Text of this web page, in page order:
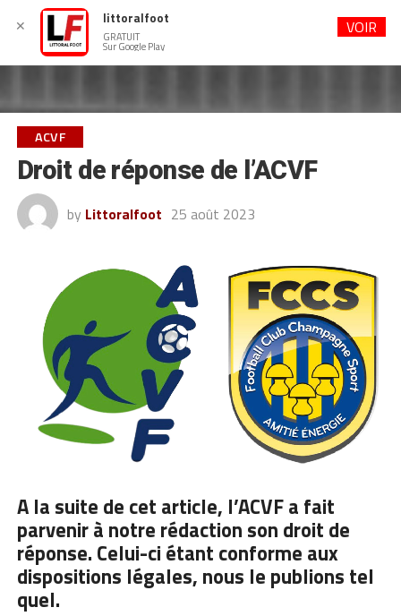
ACVF
Droit de réponse de l’ACVF
by Littoralfoot 25 août 2023
A la suite de cet article, l’ACVF a fait
parvenir à notre rédaction son droit de
réponse. Celui-ci étant conforme aux
dispositions légales, nous le publions tel
quel.
✕ littoralfoot
GRATUIT
Sur Google Play
VOIR